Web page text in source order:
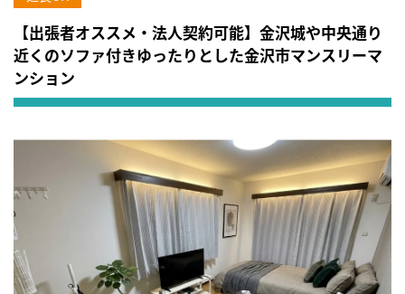
【出張者オススメ・法人契約可能】金沢城や中央通り
近くのソファ付きゆったりとした金沢市マンスリーマ
ンション